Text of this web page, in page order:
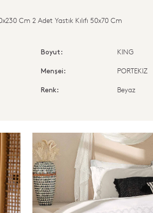
Cm 2 Adet Yastık Kılıfı 50x70 Cm
Boyut: KING
Menşei: PORTEKIZ
Renk: Beyaz